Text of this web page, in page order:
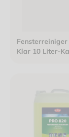
Klar 10 Liter-